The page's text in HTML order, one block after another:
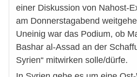
einer Diskussion von Nahost-
am Donnerstagabend
Uneinig war das Podium, ob
Bashar al-Assad an der
Syrien“ mitwirken solle/dürfe.